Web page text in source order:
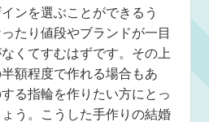
ンを選ぶことができるう
たり値段やブランドが一目
くてすむはずです。その上
額程度で作れる場合もあ
る指輪を作りたい方にとっ
う。こうした手作りの結婚